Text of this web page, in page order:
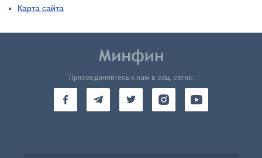
Карта сайта
Присоединяйтесь к нам в соц. сетях: